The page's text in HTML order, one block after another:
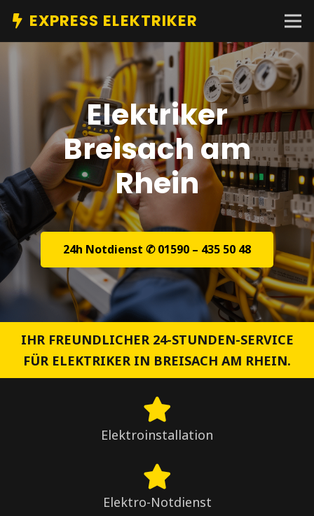
EXPRESS ELEKTRIKER
Elektriker
Breisach am
Rhein
24h Notdienst ✆ 01590 – 435 50 48
IHR FREUNDLICHER 24-STUNDEN-SERVICE
FÜR ELEKTRIKER IN BREISACH AM RHEIN.
Elektroinstallation
Elektro-Notdienst